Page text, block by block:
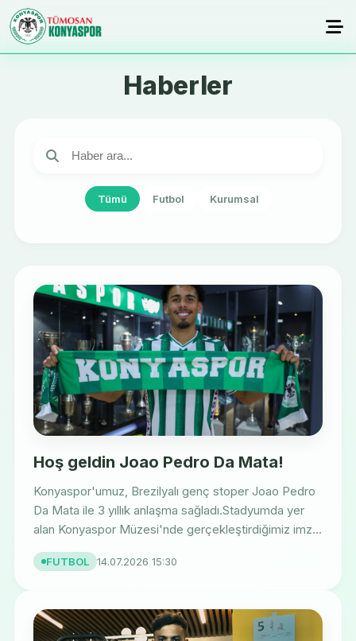
Haberler
Tümü Futbol Kurumsal
Hoş geldin Joao Pedro Da Mata!
Konyaspor'umuz, Brezilyalı genç stoper Joao Pedro
Da Mata ile 3 yıllık anlaşma sağladı.Stadyumda yer
alan Konyaspor Müzesi'nde gerçekleştirdiğimiz imz...
FUTBOL 14.07.2026 15:30